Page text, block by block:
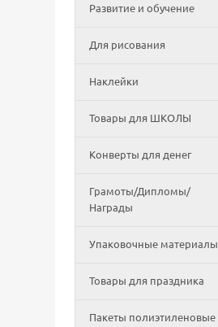
Развитие и обучение
Для рисования
Наклейки
Товары для ШКОЛЫ
Конверты для денег
Грамоты/Дипломы/
Награды
Упаковочные материалы
Товары для праздника
Пакеты полиэтиленовые